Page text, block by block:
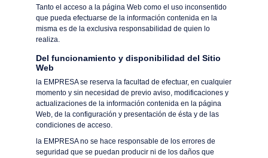
Tanto el acceso a la página Web como el uso inconsentido
que pueda efectuarse de la información contenida en la
misma es de la exclusiva responsabilidad de quien lo
realiza.
Del funcionamiento y disponibilidad del Sitio
Web
la EMPRESA se reserva la facultad de efectuar, en cualquier
momento y sin necesidad de previo aviso, modificaciones y
actualizaciones de la información contenida en la página
Web, de la configuración y presentación de ésta y de las
condiciones de acceso.
la EMPRESA no se hace responsable de los errores de
seguridad que se puedan producir ni de los daños que